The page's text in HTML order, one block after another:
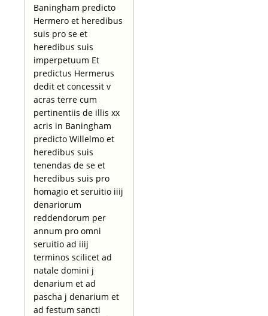
Baningham predicto
Hermero et heredibus
suis pro se et
heredibus suis
imperpetuum Et
predictus Hermerus
dedit et concessit v
acras terre cum
pertinentiis de illis xx
acris in Baningham
predicto Willelmo et
heredibus suis
tenendas de se et
heredibus suis pro
homagio et seruitio iiij
denariorum
reddendorum per
annum pro omni
seruitio ad iiij
terminos scilicet ad
natale domini j
denarium et ad
pascha j denarium et
ad festum sancti